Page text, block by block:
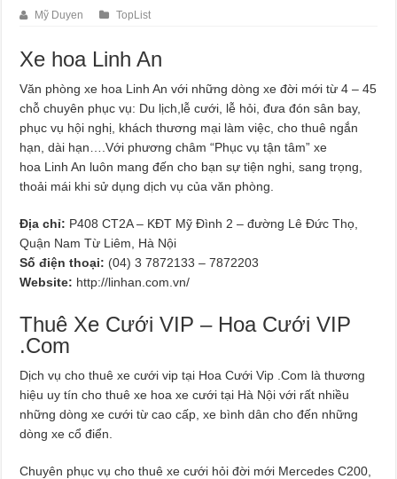
Mỹ Duyen TopList
Xe hoa Linh An
Văn phòng xe hoa Linh An với những dòng xe đời mới từ 4 – 45
chỗ chuyên phục vụ: Du lịch,lễ cưới, lễ hỏi, đưa đón sân bay,
phục vụ hội nghị, khách thương mại làm việc, cho thuê ngắn
hạn, dài hạn….Với phương châm “Phục vụ tận tâm” xe
hoa Linh An luôn mang đến cho bạn sự tiện nghi, sang trọng,
thoải mái khi sử dụng dịch vụ của văn phòng.
Địa chỉ: P408 CT2A – KĐT Mỹ Đình 2 – đường Lê Đức Thọ,
Quận Nam Từ Liêm, Hà Nội
Số điện thoại: (04) 3 7872133 – 7872203
Website: http://linhan.com.vn/
Thuê Xe Cưới VIP – Hoa Cưới VIP
.Com
Dịch vụ cho thuê xe cưới vip tại Hoa Cưới Vip .Com là thương
hiệu uy tín cho thuê xe hoa xe cưới tại Hà Nội với rất nhiều
những dòng xe cưới từ cao cấp, xe bình dân cho đến những
dòng xe cổ điển.
Chuyên phục vụ cho thuê xe cưới hỏi đời mới Mercedes C200,